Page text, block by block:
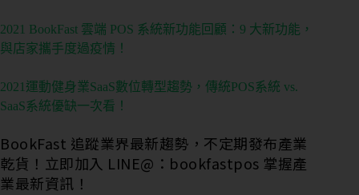
2021 BookFast 雲端 POS 系統新功能回顧：9 大新功能，
與店家攜手度過疫情！
2021運動健身業SaaS數位轉型趨勢，傳統POS系統 vs.
SaaS系統優缺一次看！
BookFast 追蹤業界最新趨勢，不定期發布產業
乾貨！立即加入 LINE@：bookfastpos 掌握產
業最新資訊！